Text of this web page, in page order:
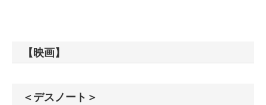
【映画】
＜デスノート＞